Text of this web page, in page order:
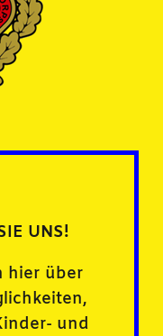
UNS!
hier über
und